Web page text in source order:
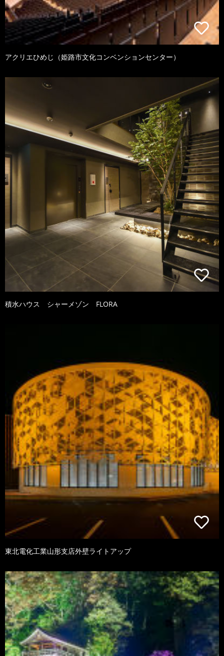
アクリエひめじ（姫路市文化コンベンションセンター）
積水ハウス シャーメゾン FLORA
東北電化工業山形支店外壁ライトアップ